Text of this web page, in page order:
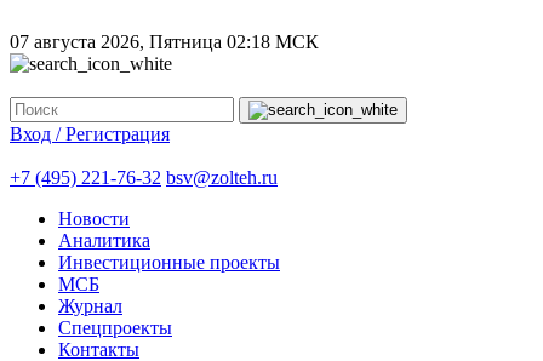
07 августа 2026, Пятница 02:18 МСК
Вход / Регистрация
+7 (495) 221-76-32 bsv@zolteh.ru
Новости
Аналитика
Инвестиционные проекты
МСБ
Журнал
Спецпроекты
Контакты